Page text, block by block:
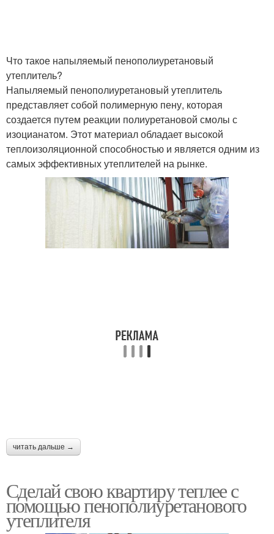
Что такое напыляемый пенополиуретановый
утеплитель?
Напыляемый пенополиуретановый утеплитель
представляет собой полимерную пену, которая
создается путем реакции полиуретановой смолы с
изоцианатом. Этот материал обладает высокой
теплоизоляционной способностью и является одним из
самых эффективных утеплителей на рынке.
читать дальше →
Сделай свою квартиру теплее с
помощью пенополиуретанового
утеплителя